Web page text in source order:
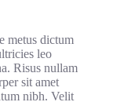
metus dictum
leo
Risus nullam
sit amet
nibh. Velit